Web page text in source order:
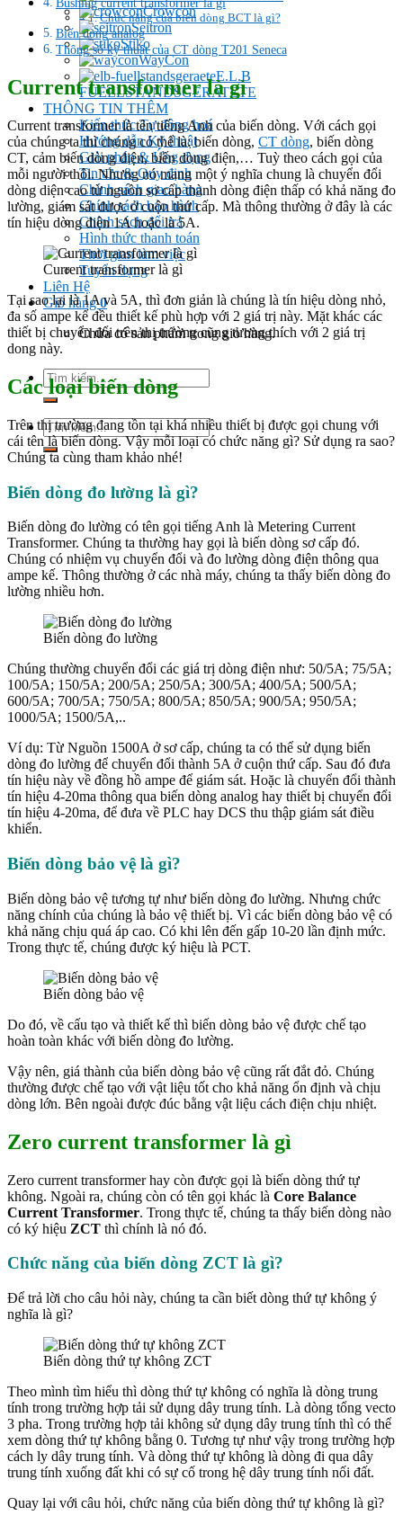
Crowcon
Seitron
Stiko
WayCon
E.L.B
FUELLSTANDSGERATETE
THÔNG TIN THÊM
Kiến thức Tự đông hoá
Hướng dẫn Kỹ thuật
Giải pháp & Ứng dụng
Tin tức & Quy định
Chính sách giao hàng
Chính sách bảo hành
Chính sách đổi trả
Hình thức thanh toán
Thời gian làm việc
Tuyển dụng
Liên Hệ
Giỏ hàng0
Chưa có sản phẩm trong giỏ hàng.
Tìm
kiếm:
Tìm
kiếm:
Bushing current transformer là gì
Chức năng của biến dòng BCT là gì?
Biến dòng analog
Thông số kỹ thuật của CT dòng T201 Seneca
Current transformer là gì
Current transformer là tên tiếng Anh của biến dòng. Với cách gọi
của chúng ta thì chúng có thể là: biến dòng, CT dòng, biến dòng
CT, cảm biến dòng điện, biến dòng điện,… Tuỳ theo cách gọi của
mỗi người thôi. Nhưng nó mang một ý nghĩa chung là chuyển đổi
dòng diện cao từ nguồn sơ cấp thành dòng điện thấp có khả năng đo
lường, giám sát được ở cuộn thứ cấp. Mà thông thường ở đây là các
tín hiệu dòng điện 1A hoặc là 5A.
Current transformer là gì
Tại sao lại là 1A và 5A, thì đơn giản là chúng là tín hiệu dòng nhỏ,
đa số ampe kế đều thiết kế phù hợp với 2 giá trị này. Mặt khác các
thiết bị chuyển đổi trên thị trường cũng tương thích với 2 giá trị
dong này.
Các loại biến dòng
Trên thị trường đang tồn tại khá nhiều thiết bị được gọi chung với
cái tên là biến dòng. Vậy mỗi loại có chức năng gì? Sử dụng ra sao?
Chúng ta cùng tham khảo nhé!
Biến dòng đo lường là gì?
Biến dòng đo lường có tên gọi tiếng Anh là Metering Current
Transformer. Chúng ta thường hay gọi là biến dòng sơ cấp đó.
Chúng có nhiệm vụ chuyển đổi và đo lường dòng điện thông qua
ampe kế. Thông thường ở các nhà máy, chúng ta thấy biến dòng đo
lường nhiều hơn.
Biến dòng đo lường
Chúng thường chuyển đổi các giá trị dòng điện như: 50/5A; 75/5A;
100/5A; 150/5A; 200/5A; 250/5A; 300/5A; 400/5A; 500/5A;
600/5A; 700/5A; 750/5A; 800/5A; 850/5A; 900/5A; 950/5A;
1000/5A; 1500/5A,..
Ví dụ: Từ Nguồn 1500A ở sơ cấp, chúng ta có thể sử dụng biến
dòng đo lường để chuyển đổi thành 5A ở cuộn thứ cấp. Sau đó đưa
tín hiệu này về đồng hồ ampe để giám sát. Hoặc là chuyển đổi thành
tín hiệu 4-20ma thông qua biến dòng analog hay thiết bị chuyển đổi
tín hiệu 4-20ma, để đưa về PLC hay DCS thu thập giám sát điều
khiển.
Biến dòng bảo vệ là gì?
Biến dòng bảo vệ tương tự như biến dòng đo lường. Nhưng chức
năng chính của chúng là bảo vệ thiết bị. Vì các biến dòng bảo vệ có
khả năng chịu quá áp cao. Có khi lên đến gấp 10-20 lần định mức.
Trong thực tế, chúng được ký hiệu là PCT.
Biến dòng bảo vệ
Do đó, về cấu tạo và thiết kế thì biến dòng bảo vệ được chế tạo
hoàn toàn khác với biến dòng đo lường.
Vậy nên, giá thành của biến dòng bảo vệ cũng rất đắt đỏ. Chúng
thường được chế tạo với vật liệu tốt cho khả năng ổn định và chịu
dòng lớn. Bên ngoài được đúc bằng vật liệu cách điện chịu nhiệt.
Zero current transformer là gì
Zero current transformer hay còn được gọi là biến dòng thứ tự
không. Ngoài ra, chúng còn có tên gọi khác là Core Balance
Current Transformer. Trong thực tế, chúng ta thấy biến dòng nào
có ký hiệu ZCT thì chính là nó đó.
Chức năng của biến dòng ZCT là gì?
Để trả lời cho câu hỏi này, chúng ta cần biết dòng thứ tự không ý
nghĩa là gì?
Biến dòng thứ tự không ZCT
Theo mình tìm hiểu thì dòng thứ tự không có nghĩa là dòng trung
tính trong trường hợp tải sử dụng dây trung tính. Là dòng tổng vecto
3 pha. Trong trường hợp tải không sử dụng dây trung tính thì có thể
xem dòng thứ tự không bằng 0. Tương tự như vậy trong trường hợp
cách ly dây trung tính. Và dòng thứ tự không là dòng đi qua dây
trung tính xuống đất khi có sự cố trong hệ dây trung tính nối đất.
Quay lại với câu hỏi, chức năng của biến dòng thứ tự không là gì?